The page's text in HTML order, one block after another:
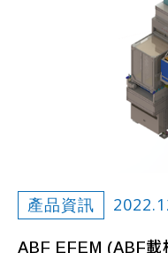
產品資訊
ABF EFEM (ABF載